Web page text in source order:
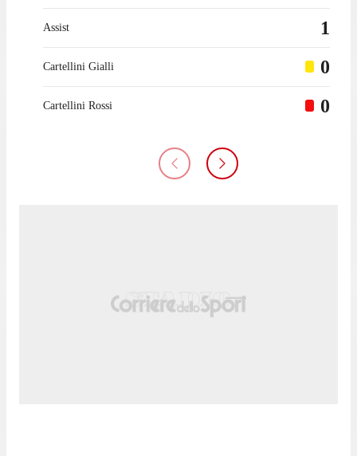
Assist 1
Cartellini Gialli 0
Cartellini Rossi 0